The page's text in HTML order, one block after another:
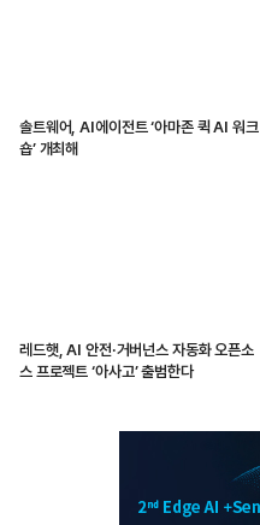
솔트웨어, AI에이전트 ‘아마존 퀵 AI 워크
숍’ 개최해
레드햇, AI 안전·거버넌스 자동화 오픈소
스 프로젝트 ‘아사고’ 출범한다